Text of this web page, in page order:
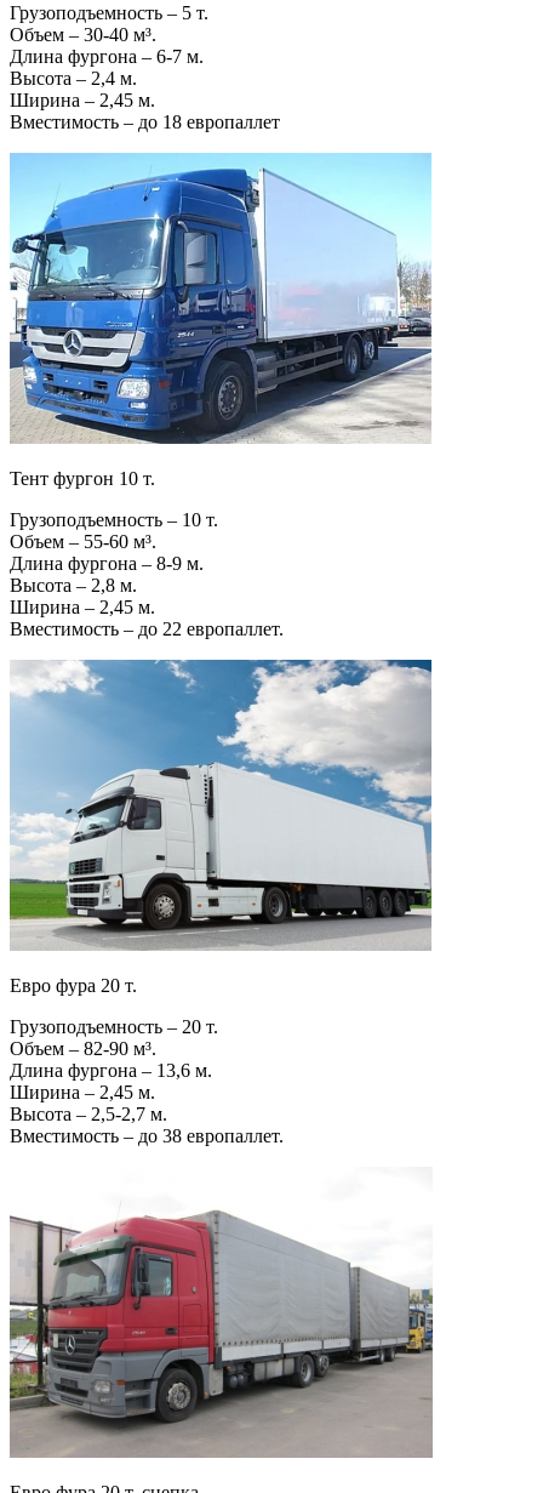
Грузоподъемность – 5 т.
Объем – 30-40 м³.
Длина фургона – 6-7 м.
Высота – 2,4 м.
Ширина – 2,45 м.
Вместимость – до 18 европаллет
Тент фургон 10 т.
Грузоподъемность – 10 т.
Объем – 55-60 м³.
Длина фургона – 8-9 м.
Высота – 2,8 м.
Ширина – 2,45 м.
Вместимость – до 22 европаллет.
Евро фура 20 т.
Грузоподъемность – 20 т.
Объем – 82-90 м³.
Длина фургона – 13,6 м.
Ширина – 2,45 м.
Высота – 2,5-2,7 м.
Вместимость – до 38 европаллет.